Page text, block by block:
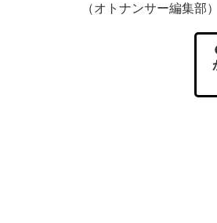
（オトナンサー編集部）